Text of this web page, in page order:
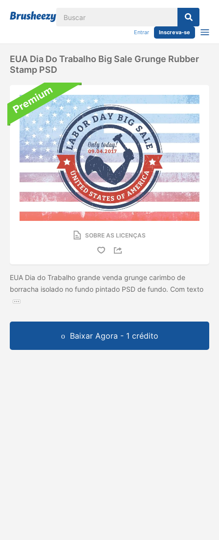
Entrar Inscreva-se
EUA Dia Do Trabalho Big Sale Grunge Rubber
Stamp PSD
SOBRE AS LICENÇAS
EUA Dia do Trabalho grande venda grunge carimbo de
borracha isolado no fundo pintado PSD de fundo. Com texto
Baixar Agora - 1 crédito